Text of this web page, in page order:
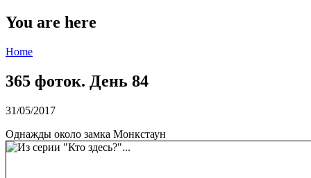
You are here
Home
365 фоток. День 84
31/05/2017
Однажды около замка Монкстаун